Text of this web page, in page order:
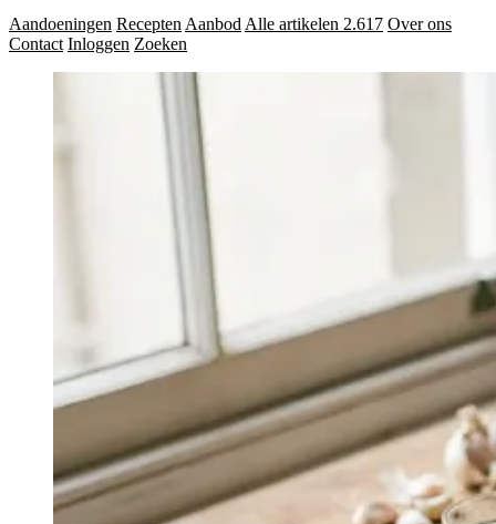
Aandoeningen Recepten Aanbod Alle artikelen 2.617 Over ons
Contact Inloggen Zoeken